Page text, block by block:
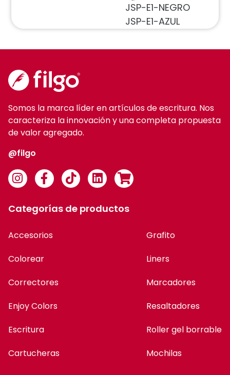
JSP-E1-NEGRO
JSP-E1-AZUL
Somos la marca líder en artículos de escritura. Nos
caracteriza la innovación y una completa propuesta
de valor agregado.
@filgo
Categorías de productos
Accesorios
Colorear
Correctores
Enjoy Colors
Escritura
Cartucheras
Grafito
Liners
Marcadores
Resaltadores
Roller gel borrable
Mochilas